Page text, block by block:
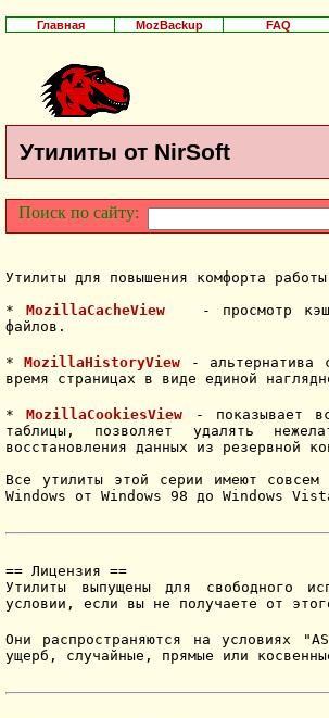
Главная MozBackup FAQ
Утилиты от NirSoft
Утилиты для повышения комфорта
*MozillaCacheView - просмотр кэша
файлов.
*MozillaHistoryView - альтернатива
время страницах в виде единой
*MozillaCookiesView - показывает
таблицы, позволяет удалять
восстановления данных из
Все утилиты этой серии имеют
Windows от Windows 98 до Windows
== Лицензия ==
Утилиты выпущены для свободного
условии, если вы не получаете от
Они распространяются на условиях
ущерб, случайные, прямые или